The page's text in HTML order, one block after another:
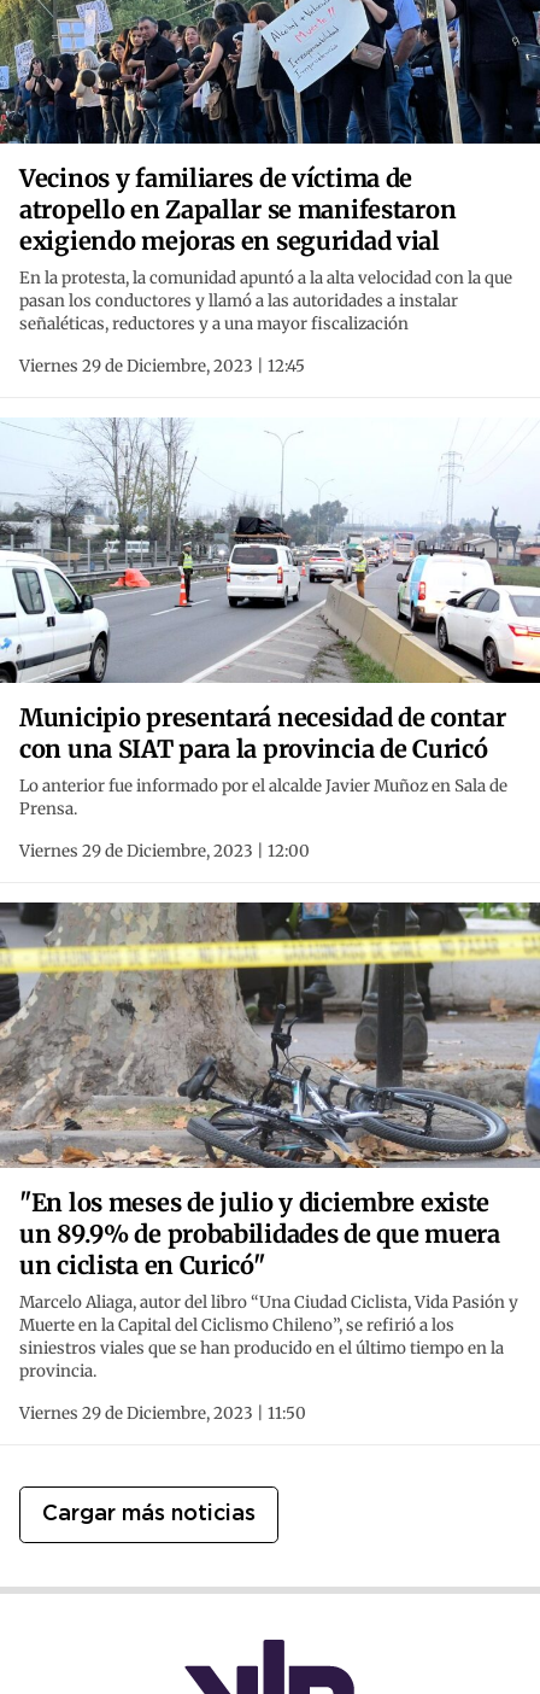
Vecinos y familiares de víctima de
atropello en Zapallar se manifestaron
exigiendo mejoras en seguridad vial
En la protesta, la comunidad apuntó a la alta velocidad con la que
pasan los conductores y llamó a las autoridades a instalar
señaléticas, reductores y a una mayor fiscalización
Viernes 29 de Diciembre, 2023 | 12:45
Municipio presentará necesidad de contar
con una SIAT para la provincia de Curicó
Lo anterior fue informado por el alcalde Javier Muñoz en Sala de
Prensa.
Viernes 29 de Diciembre, 2023 | 12:00
"En los meses de julio y diciembre existe
un 89.9% de probabilidades de que muera
un ciclista en Curicó"
Marcelo Aliaga, autor del libro “Una Ciudad Ciclista, Vida Pasión y
Muerte en la Capital del Ciclismo Chileno”, se refirió a los
siniestros viales que se han producido en el último tiempo en la
provincia.
Viernes 29 de Diciembre, 2023 | 11:50
Cargar más noticias